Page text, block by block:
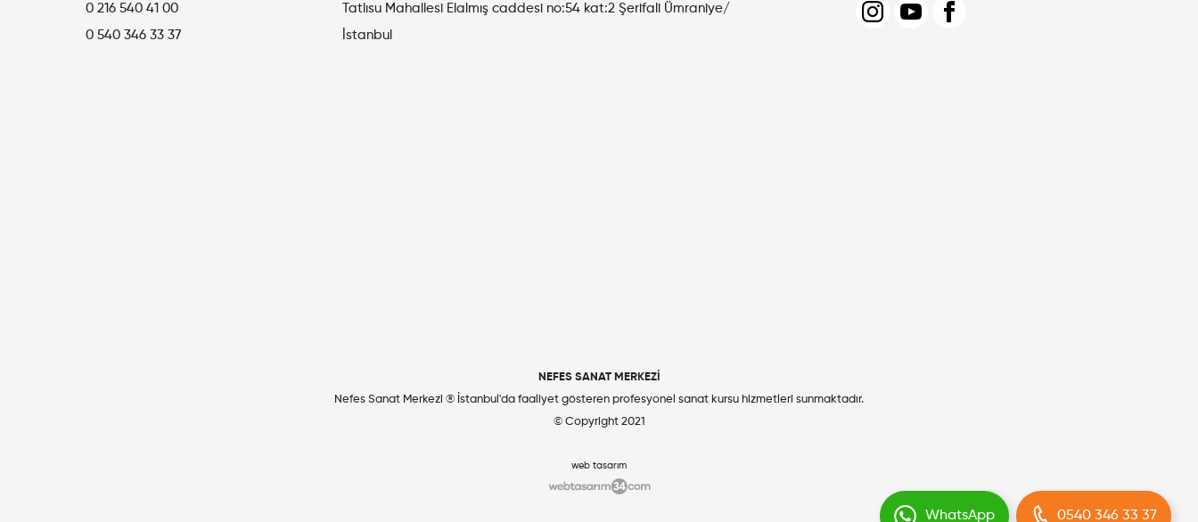
0 216 540 41 00
0 540 346 33 37
Tatlısu Mahallesi Elalmış caddesi no:54 kat:2 Şerifali Ümraniye/
İstanbul
NEFES SANAT MERKEZİ
Nefes Sanat Merkezi ® İstanbul'da faaliyet gösteren profesyonel sanat kursu hizmetleri sunmaktadır.
© Copyright 2021
web tasarım
WhatsApp 0540 346 33 37